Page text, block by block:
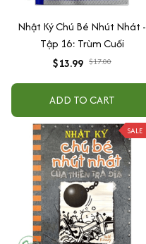
Nhật Ký Chú Bé Nhút Nhát -
Tập 16: Trùm Cuối
$13.99 $17.00
ADD TO CART
SALE